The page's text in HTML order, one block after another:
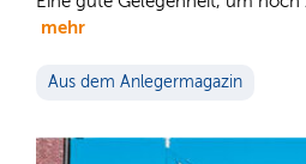
mehr
Aus dem Anlegermagazin